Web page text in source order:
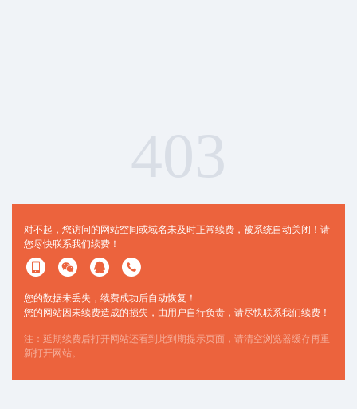
对不起，您访问的网站空间或域名未及时正常续费，被系统自动关闭！请
您尽快联系我们续费！
您的数据未丢失，续费成功后自动恢复！
您的网站因未续费造成的损失，由用户自行负责，请尽快联系我们续费！
注：延期续费后打开网站还看到此到期提示页面，请清空浏览器缓存再重
新打开网站。